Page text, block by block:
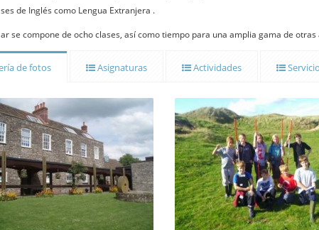
de Inglés como Lengua Extranjera .
se compone de ocho clases, así como tiempo para una amplia gama de
de fotos Asignaturas Actividades